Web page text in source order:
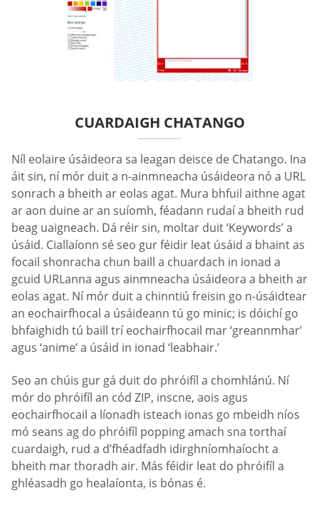
CUARDAIGH CHATANGO
Níl eolaire úsáideora sa leagan deisce de Chatango. Ina
áit sin, ní mór duit a n-ainmneacha úsáideora nó a URL
sonrach a bheith ar eolas agat. Mura bhfuil aithne agat
ar aon duine ar an suíomh, féadann rudaí a bheith rud
beag uaigneach. Dá réir sin, moltar duit ‘Keywords’ a
úsáid. Ciallaíonn sé seo gur féidir leat úsáid a bhaint as
focail shonracha chun baill a chuardach in ionad a
gcuid URLanna agus ainmneacha úsáideora a bheith ar
eolas agat. Ní mór duit a chinntiú freisin go n-úsáidtear
an eochairfhocal a úsáideann tú go minic; is dóichí go
bhfaighidh tú baill trí eochairfhocail mar ‘greannmhar’
agus ‘anime’ a úsáid in ionad ‘leabhair.’
Seo an chúis gur gá duit do phróifíl a chomhlánú. Ní
mór do phróifíl an cód ZIP, inscne, aois agus
eochairfhocail a líonadh isteach ionas go mbeidh níos
mó seans ag do phróifíl popping amach sna torthaí
cuardaigh, rud a d’fhéadfadh idirghníomhaíocht a
bheith mar thoradh air. Más féidir leat do phróifíl a
ghléasadh go healaíonta, is bónas é.